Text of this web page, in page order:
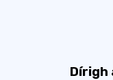
Dírigh